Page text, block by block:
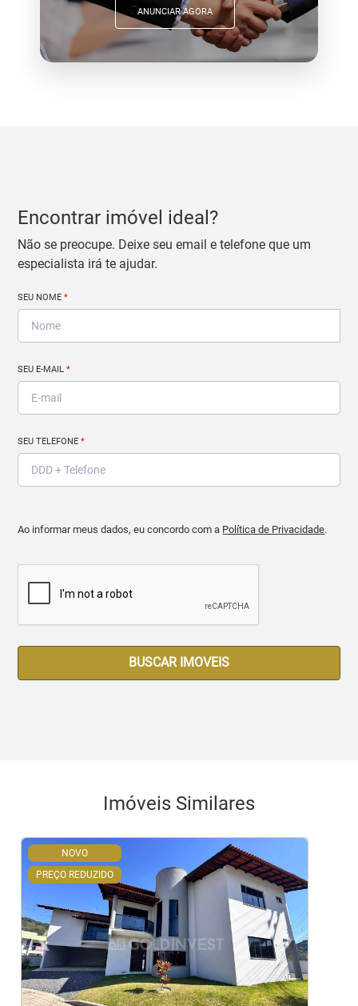
ANUNCIAR AGORA
Encontrar imóvel ideal?
Não se preocupe. Deixe seu email e telefone que um
especialista irá te ajudar.
SEU NOME*
SEU E-MAIL*
SEU TELEFONE*
Ao informar meus dados, eu concordo com a Política de Privacidade.
BUSCAR IMOVEIS
Imóveis Similares
NOVO
PREÇO REDUZIDO
‹
Previous
›